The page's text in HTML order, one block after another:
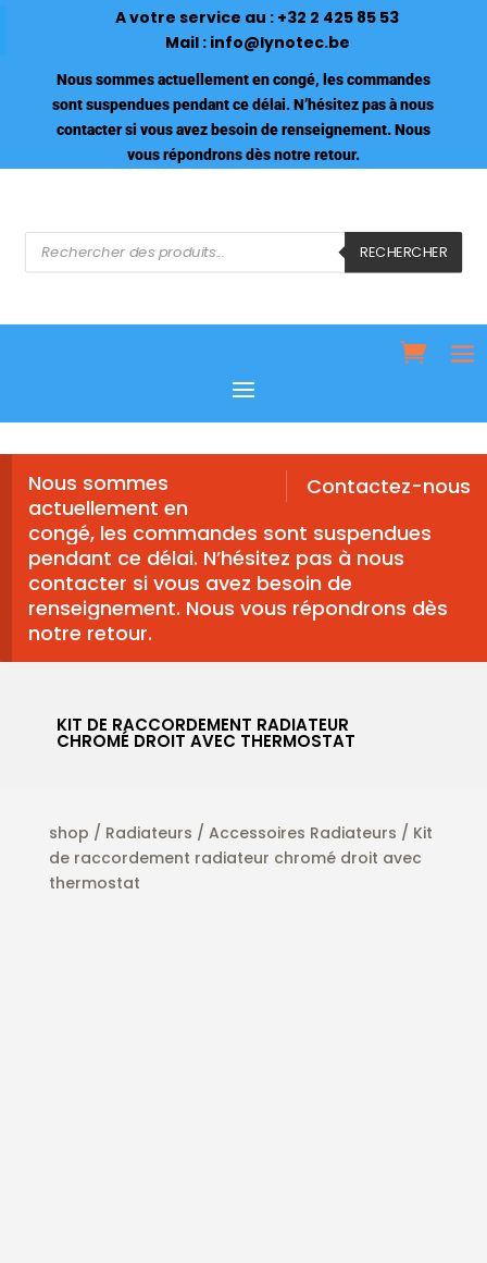
A votre service au : +32 2 425 85 53
Mail : info@lynotec.be
Nous sommes actuellement en congé, les commandes
sont suspendues pendant ce délai. N’hésitez pas à nous
contacter si vous avez besoin de renseignement. Nous
vous répondrons dès notre retour.
Recherche
de
produits
RECHERCHER
Contactez-nous
Nous sommes
actuellement en
congé, les commandes sont suspendues
pendant ce délai. N’hésitez pas à nous
contacter si vous avez besoin de
renseignement. Nous vous répondrons dès
notre retour.
KIT DE RACCORDEMENT RADIATEUR
CHROMÉ DROIT AVEC THERMOSTAT
shop / Radiateurs / Accessoires Radiateurs / Kit
de raccordement radiateur chromé droit avec
thermostat